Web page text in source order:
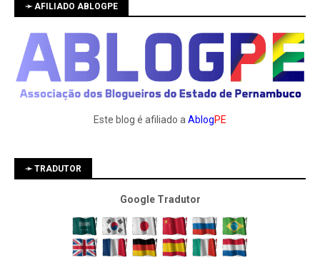
➛ AFILIADO ABLOGPE
Este blog é afiliado a AblogPE
➛ TRADUTOR
Google Tradutor